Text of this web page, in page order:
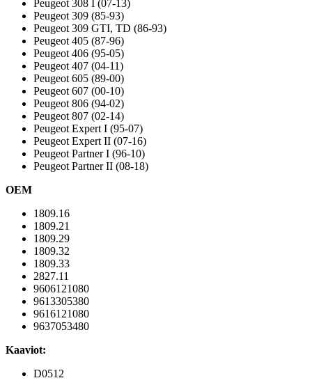
Peugeot 308 I (07-13)
Peugeot 309 (85-93)
Peugeot 309 GTI, TD (86-93)
Peugeot 405 (87-96)
Peugeot 406 (95-05)
Peugeot 407 (04-11)
Peugeot 605 (89-00)
Peugeot 607 (00-10)
Peugeot 806 (94-02)
Peugeot 807 (02-14)
Peugeot Expert I (95-07)
Peugeot Expert II (07-16)
Peugeot Partner I (96-10)
Peugeot Partner II (08-18)
OEM
1809.16
1809.21
1809.29
1809.32
1809.33
2827.11
9606121080
9613305380
9616121080
9637053480
Kaaviot:
D0512